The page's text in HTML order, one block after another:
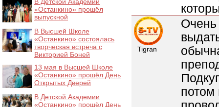
Tigran
потом
«Останкино» прошёл
выпускной
В Высшей Школе
«Останкино» состоялась
творческая встреча с
Викторией Боней
13 мая в Высшей Школе
«Останкино» прошёл День
Открытых Дверей
В Детской Академии
«Останкино» прошёл День